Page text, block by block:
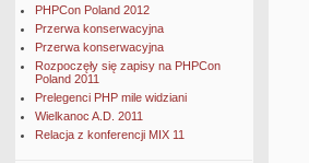
PHPCon Poland 2012
Przerwa konserwacyjna
Przerwa konserwacyjna
Rozpoczęły się zapisy na PHPCon
Poland 2011
Prelegenci PHP mile widziani
Wielkanoc A.D. 2011
Relacja z konferencji MIX 11